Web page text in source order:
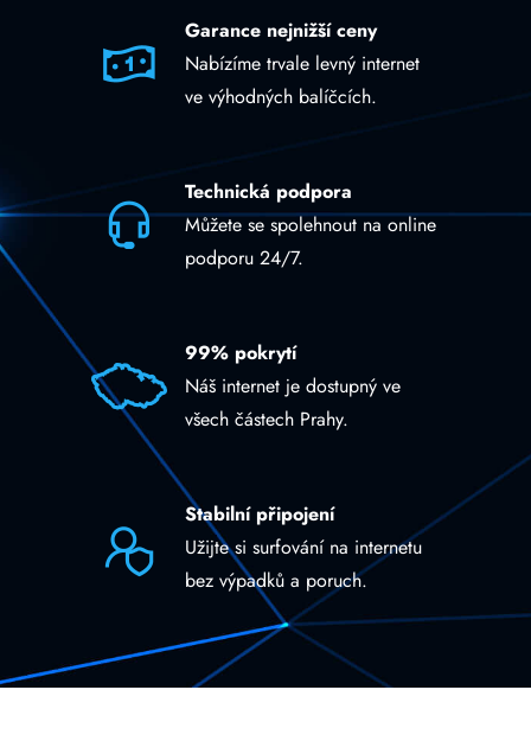
Garance nejnižší ceny
Nabízíme trvale levný internet
ve výhodných balíčcích.
Technická podpora
Můžete se spolehnout na online
podporu 24/7.
99% pokrytí
Náš internet je dostupný ve
všech částech Prahy.
Stabilní připojení
Užijte si surfování na internetu
bez výpadků a poruch.